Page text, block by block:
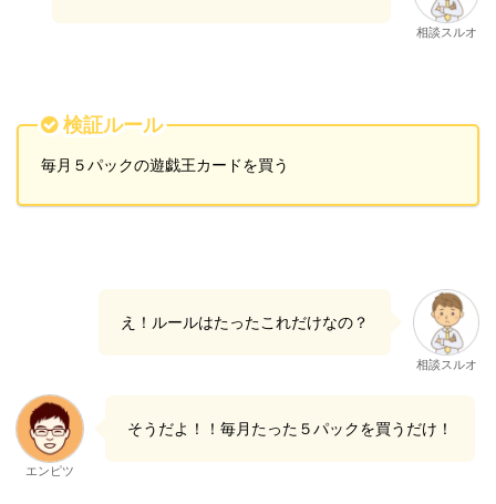
相談スルオ
検証ルール
毎月５パックの遊戯王カードを買う
え！ルールはたったこれだけなの？
相談スルオ
エンピツ
そうだよ！！毎月たった５パックを買うだけ！